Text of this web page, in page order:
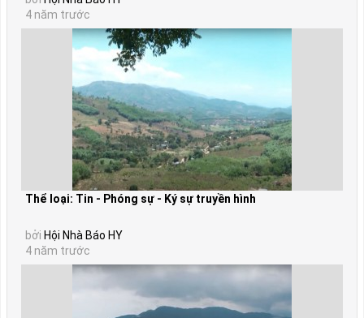
4 năm trước
Thể loại: Tin - Phóng sự - Ký sự truyền hình
bởi Hội Nhà Báo HY
4 năm trước